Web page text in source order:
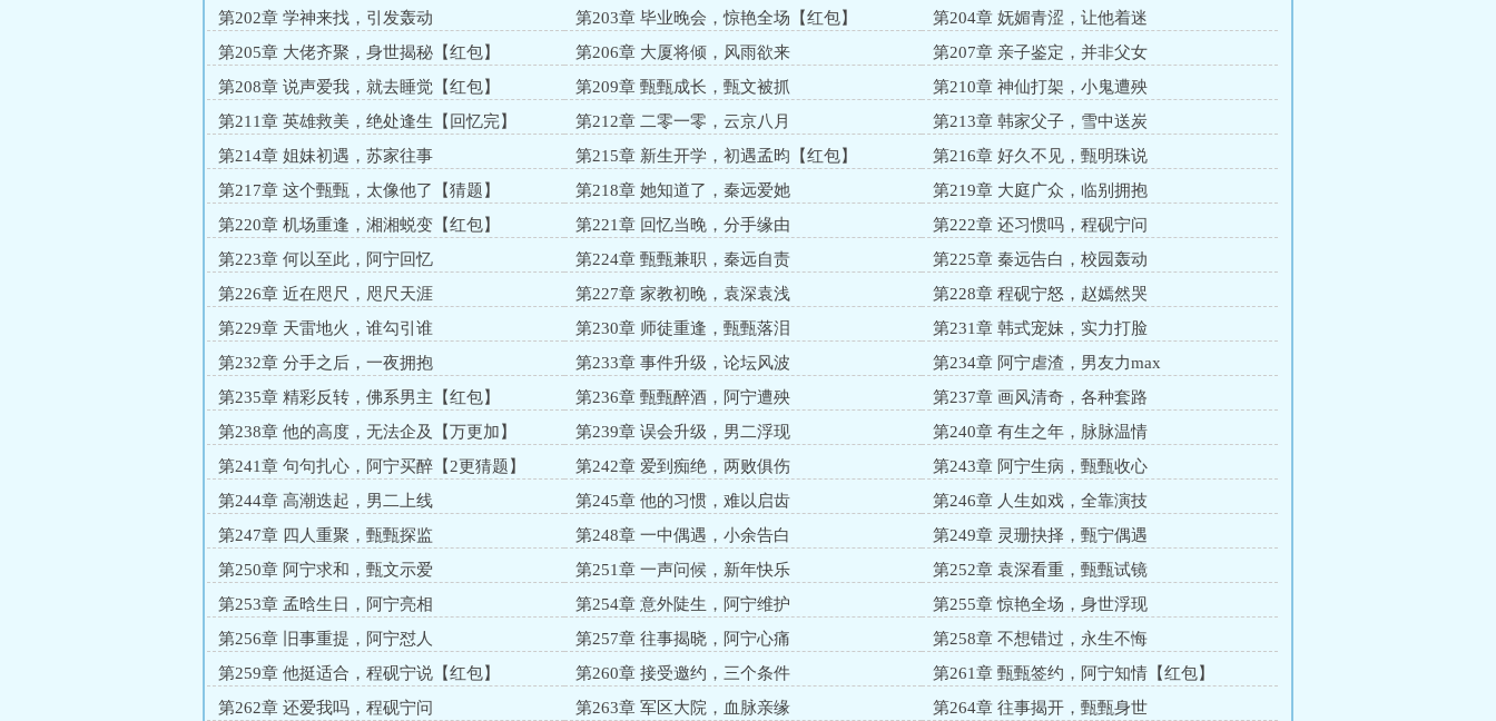
第202章 学神来找，引发轰动
第203章 毕业晚会，惊艳全场【红包】
第204章 妩媚青涩，让他着迷
第205章 大佬齐聚，身世揭秘【红包】
第206章 大厦将倾，风雨欲来
第207章 亲子鉴定，并非父女
第208章 说声爱我，就去睡觉【红包】
第209章 甄甄成长，甄文被抓
第210章 神仙打架，小鬼遭殃
第211章 英雄救美，绝处逢生【回忆完】
第212章 二零一零，云京八月
第213章 韩家父子，雪中送炭
第214章 姐妹初遇，苏家往事
第215章 新生开学，初遇孟昀【红包】
第216章 好久不见，甄明珠说
第217章 这个甄甄，太像他了【猜题】
第218章 她知道了，秦远爱她
第219章 大庭广众，临别拥抱
第220章 机场重逢，湘湘蜕变【红包】
第221章 回忆当晚，分手缘由
第222章 还习惯吗，程砚宁问
第223章 何以至此，阿宁回忆
第224章 甄甄兼职，秦远自责
第225章 秦远告白，校园轰动
第226章 近在咫尺，咫尺天涯
第227章 家教初晚，袁深袁浅
第228章 程砚宁怒，赵嫣然哭
第229章 天雷地火，谁勾引谁
第230章 师徒重逢，甄甄落泪
第231章 韩式宠妹，实力打脸
第232章 分手之后，一夜拥抱
第233章 事件升级，论坛风波
第234章 阿宁虐渣，男友力max
第235章 精彩反转，佛系男主【红包】
第236章 甄甄醉酒，阿宁遭殃
第237章 画风清奇，各种套路
第238章 他的高度，无法企及【万更加】
第239章 误会升级，男二浮现
第240章 有生之年，脉脉温情
第241章 句句扎心，阿宁买醉【2更猜题】
第242章 爱到痴绝，两败俱伤
第243章 阿宁生病，甄甄收心
第244章 高潮迭起，男二上线
第245章 他的习惯，难以启齿
第246章 人生如戏，全靠演技
第247章 四人重聚，甄甄探监
第248章 一中偶遇，小余告白
第249章 灵珊抉择，甄宁偶遇
第250章 阿宁求和，甄文示爱
第251章 一声问候，新年快乐
第252章 袁深看重，甄甄试镜
第253章 孟晗生日，阿宁亮相
第254章 意外陡生，阿宁维护
第255章 惊艳全场，身世浮现
第256章 旧事重提，阿宁怼人
第257章 往事揭晓，阿宁心痛
第258章 不想错过，永生不悔
第259章 他挺适合，程砚宁说【红包】
第260章 接受邀约，三个条件
第261章 甄甄签约，阿宁知情【红包】
第262章 还爱我吗，程砚宁问
第263章 军区大院，血脉亲缘 第264章 往事揭开，甄甄身世